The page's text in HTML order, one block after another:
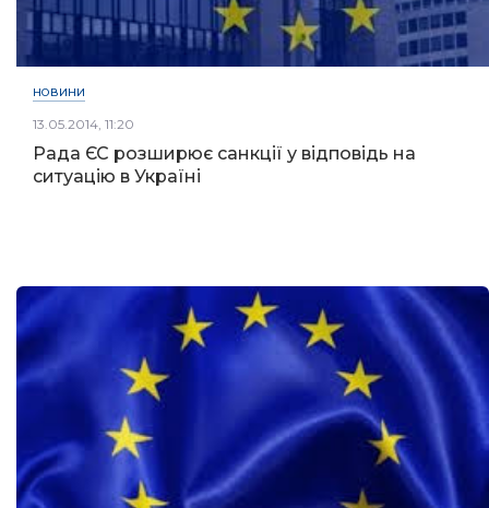
НОВИНИ
13.05.2014, 11:20
Рада ЄС розширює санкції у відповідь на
ситуацію в Україні